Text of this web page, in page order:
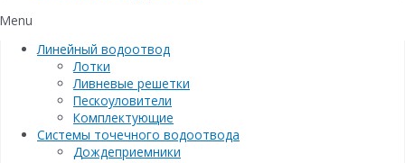
Menu
Линейный водоотвод
Лотки
Ливневые решетки
Пескоуловители
Комплектующие
Системы точечного водоотвода
Дождеприемники